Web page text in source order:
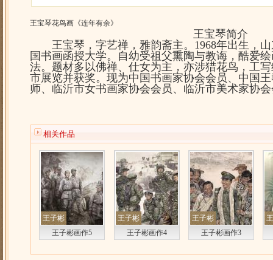
王宝琴花鸟画《连年有余》
王宝琴简介
王宝琴，字艺禅，雅韵斋主。1968年出生，山
国书画函授大学。自幼受祖父熏陶与教诲，酷爱
法。题材多以佛禅、仕女为主，亦涉猎花鸟，工
市展览并获奖。现为中国书画家协会会员、中国
师、临沂市女书画家协会会员、临沂市美术家协
相关作品
王子彬
王子彬画作5
王子彬
王子彬画作4
王子彬
王子彬画作3